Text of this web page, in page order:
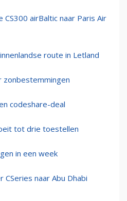
airBaltic naar Paris Air
route in Letland
zonbestemmingen
codeshare-deal
tot drie toestellen
in een week
naar Abu Dhabi